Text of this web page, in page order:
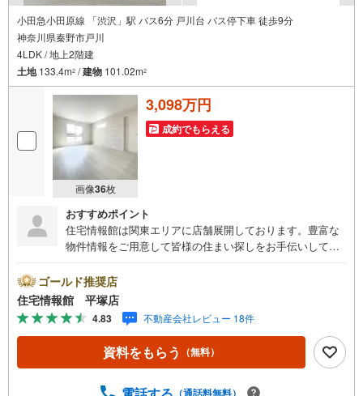
小田急小田原線 「渋沢」駅 バス6分 戸川台 バス停下車 徒歩9分
神奈川県秦野市戸川
4LDK / 地上2階建
土地133.4m2 /建物 101.02m2
画像36枚
3,098万円
成約でもらえる
おすすめポイント
住宅情報館は関東エリアに店舗展開しております。豊富な
物件情報をご用意して皆様の住まい探しをお手伝いしてお
さい。【営業時間 10:00～19:00 火曜・水曜（祝日の場
合は営業いたします）】「資料請求」「内覧」のお問い合
わせは上記時間内ですとスムーズにご対応が可能です。ス
タッフ一同お客様のお問合せをお待ちしております。【住
宅ローン相談会】開催中無理のない住宅ローンの試算やご
購入の際にかかる諸費用の概算も行っております。しっか
気軽にご相談ください。お客様第一主義をモット-にお引越
ゴールド推奨店
住宅情報館 平塚店
4.83 不動産会社レビュー 18件
資料をもらう （無料）
（通話料無料）